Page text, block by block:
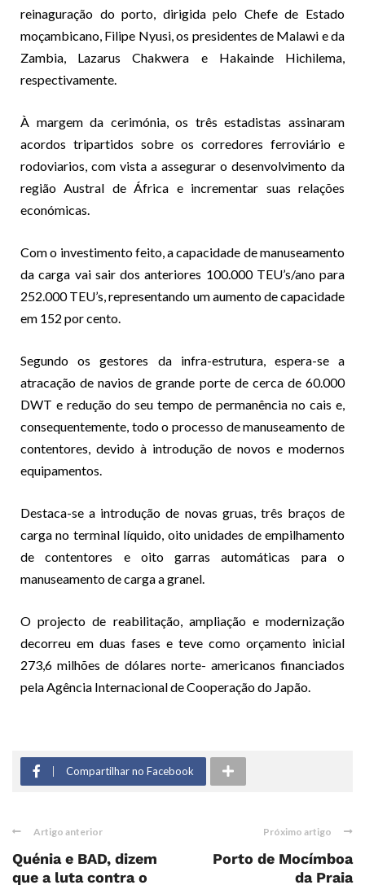
reinaguração do porto, dirigida pelo Chefe de Estado
moçambicano, Filipe Nyusi, os presidentes de Malawi e da
Zambia, Lazarus Chakwera e Hakainde Hichilema,
respectivamente.
À margem da cerimónia, os três estadistas assinaram
acordos tripartidos sobre os corredores ferroviário e
rodoviarios, com vista a assegurar o desenvolvimento da
região Austral de África e incrementar suas relações
económicas.
Com o investimento feito, a capacidade de manuseamento
da carga vai sair dos anteriores 100.000 TEU’s/ano para
252.000 TEU’s, representando um aumento de capacidade
em 152 por cento.
Segundo os gestores da infra-estrutura, espera-se a
atracação de navios de grande porte de cerca de 60.000
DWT e redução do seu tempo de permanência no cais e,
consequentemente, todo o processo de manuseamento de
contentores, devido à introdução de novos e modernos
equipamentos.
Destaca-se a introdução de novas gruas, três braços de
carga no terminal líquido, oito unidades de empilhamento
de contentores e oito garras automáticas para o
manuseamento de carga a granel.
O projecto de reabilitação, ampliação e modernização
decorreu em duas fases e teve como orçamento inicial
273,6 milhões de dólares norte- americanos financiados
pela Agência Internacional de Cooperação do Japão.
Compartilhar no Facebook
Artigo anterior
Quénia e BAD, dizem
que a luta contra o
Próximo artigo
Porto de Mocímboa
da Praia